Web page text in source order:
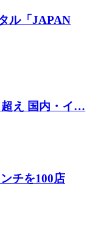
ル「JAPAN
超え 国内・イ…
チを100店